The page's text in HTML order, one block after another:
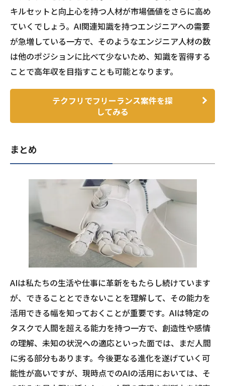
キルセットと向上心を持つ人材が市場価値をさらに高め
ていくでしょう。AI関連知識を持つエンジニアへの需要
が急増している一方で、そのようなエンジニア人材の数
は他のポジションに比べて少ないため、知識を習得する
ことで高年収を目指すことも可能となります。
テクフリでフリーランス案件を探
してみる
まとめ
AIは私たちの生活や仕事に革新をもたらし続けています
が、できることとできないことを理解して、その能力を
活用できる幅を知っておくことが重要です。AIは特定の
タスクで人間を超える能力を持つ一方で、創造性や感情
の理解、未知の状況への適応といった面では、まだ人間
に劣る部分もあります。今後更なる進化を遂げていく可
能性が高いですが、現時点でのAIの活用においては、そ